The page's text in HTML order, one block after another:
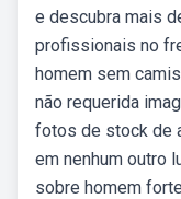
e descubra mais
profissionais no
homem sem
não requerida
fotos de stock de
em nenhum outro
sobre homem